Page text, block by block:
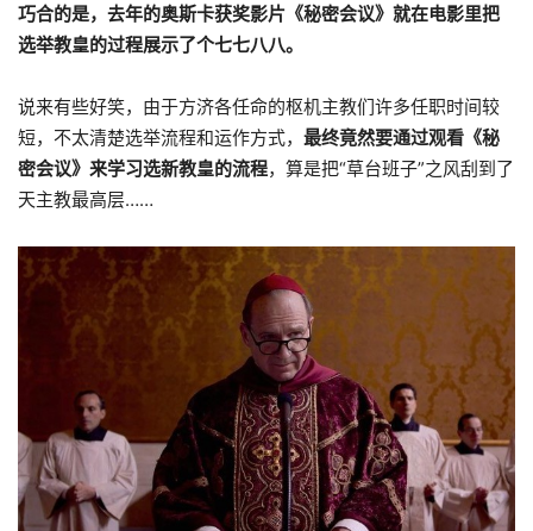
巧合的是，去年的奥斯卡获奖影片《秘密会议》就在电影里把
选举教皇的过程展示了个七七八八。
说来有些好笑，由于方济各任命的枢机主教们许多任职时间较
短，不太清楚选举流程和运作方式， 最终竟然要通过观看《秘
密会议》来学习选新教皇的流程，算是把“草台班子”之风刮到了
天主教最高层……